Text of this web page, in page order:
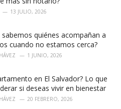
13 JULIO, 2026
sabemos quiénes acompañan a
cuando no estamos cerca?
1 JUNIO, 2026
en El Salvador? Lo que
si deseas vivir en bienestar
20 FEBRERO, 2026